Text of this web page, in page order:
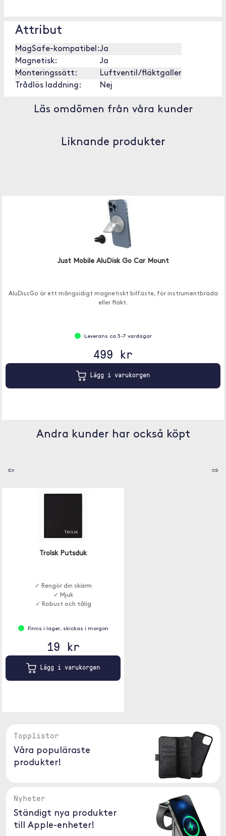
Attribut
MagSafe-kompatibel:Ja
Magnetisk:
Ja
Monteringssätt:
Luftventil/fläktgaller
Trådlös laddning:
Nej
Läs omdömen från våra kunder
Liknande produkter
Just Mobile AluDisk Go Car Mount
AluDiscGo är ett mångsidigt magnetiskt bilfäste, för instrumentbräda
eller fläkt.
Leverans ca 3-7 vardagar
499 kr
Lägg i varukorgen
Andra kunder har också köpt
⇦ ⇨
Trolsk Putsduk
✓ Rengör din skärm
✓ Mjuk
✓ Robust och tålig
Finns i lager, skickas i morgon
19 kr
Lägg i varukorgen
Topplistor
Våra populäraste
produkter!
Nyheter
Ständigt nya produkter
till Apple-enheter!